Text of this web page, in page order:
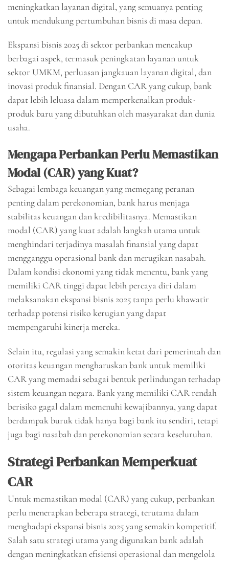
meningkatkan layanan digital, yang semuanya penting
untuk mendukung pertumbuhan bisnis di masa depan.
Ekspansi bisnis 2025 di sektor perbankan mencakup
berbagai aspek, termasuk peningkatan layanan untuk
sektor UMKM, perluasan jangkauan layanan digital, dan
inovasi produk finansial. Dengan CAR yang cukup, bank
dapat lebih leluasa dalam memperkenalkan produk-
produk baru yang dibutuhkan oleh masyarakat dan dunia
usaha.
Mengapa Perbankan Perlu Memastikan
Modal (CAR) yang Kuat?
Sebagai lembaga keuangan yang memegang peranan
penting dalam perekonomian, bank harus menjaga
stabilitas keuangan dan kredibilitasnya. Memastikan
modal (CAR) yang kuat adalah langkah utama untuk
menghindari terjadinya masalah finansial yang dapat
mengganggu operasional bank dan merugikan nasabah.
Dalam kondisi ekonomi yang tidak menentu, bank yang
memiliki CAR tinggi dapat lebih percaya diri dalam
melaksanakan ekspansi bisnis 2025 tanpa perlu khawatir
terhadap potensi risiko kerugian yang dapat
mempengaruhi kinerja mereka.
Selain itu, regulasi yang semakin ketat dari pemerintah dan
otoritas keuangan mengharuskan bank untuk memiliki
CAR yang memadai sebagai bentuk perlindungan terhadap
sistem keuangan negara. Bank yang memiliki CAR rendah
berisiko gagal dalam memenuhi kewajibannya, yang dapat
berdampak buruk tidak hanya bagi bank itu sendiri, tetapi
juga bagi nasabah dan perekonomian secara keseluruhan.
Strategi Perbankan Memperkuat
CAR
Untuk memastikan modal (CAR) yang cukup, perbankan
perlu menerapkan beberapa strategi, terutama dalam
menghadapi ekspansi bisnis 2025 yang semakin kompetitif.
Salah satu strategi utama yang digunakan bank adalah
dengan meningkatkan efisiensi operasional dan mengelola